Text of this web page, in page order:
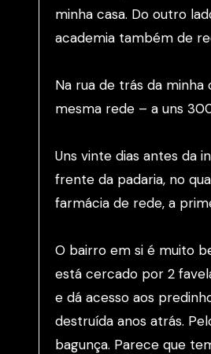
minha casa. Do outro
academia também de
Na rua de trás da
mesma rede – a uns
Uns vinte dias antes da
frente da padaria, no
farmácia de rede, a
O bairro em si é muito
está cercado por 2
e dá acesso aos
destruída anos atrás.
bagunça. Parece que